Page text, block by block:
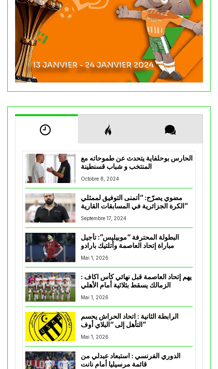
الحارس بوحلفاية يتحدث عن طموحاته مع
المنتخب و شباب قسنطينة
Octobre 8, 2024
مضوي يصرّح: “أتمنى التوفيق لممثلي
الكرة الجزائرية في المسابقات القارية”
Septembre 17, 2024
البطولة المحترفة “موبيليس”: تأجيل
مباراة إتحاد العاصمة وأتلتيك بارادو
Mai 1, 2026
يهم إتحاد العاصمة قبل نهائي كأس اكاف :
Mai 1, 2026
الرابطة الثانية : اتحاد الحراش يحسم
التأهل إلى “البلاي أوف”
Mai 1, 2026
الدوري الفرنسي : استبعاد عبدلي من
قائمة مرسيليا أمام نانت